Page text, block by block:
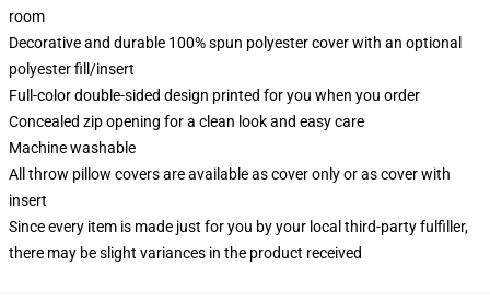
room
Decorative and durable 100% spun polyester cover with an optional
polyester fill/insert
Full-color double-sided design printed for you when you order
Concealed zip opening for a clean look and easy care
Machine washable
All throw pillow covers are available as cover only or as cover with
insert
Since every item is made just for you by your local third-party fulfiller,
there may be slight variances in the product received